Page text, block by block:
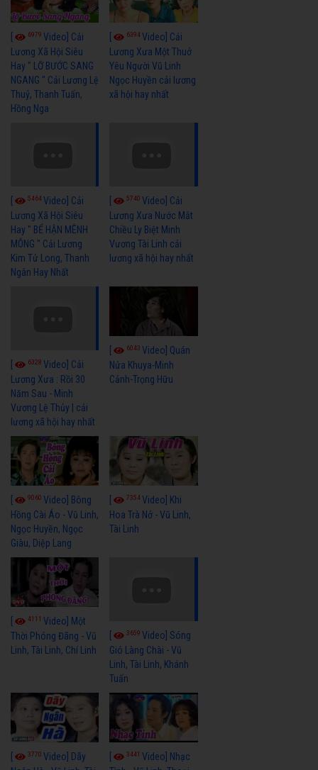
6979 Video] Cải
Lương Xã Hội Siêu
Hay " LỠ BƯỚC SANG
NGANG " Cải Lương Lệ
Thuỷ, Thanh Tuấn,
Hồng Nga
6394Video] Cải
Lương Xưa Một Thuở
Yêu Người Vũ Linh
Ngọc Huyền cải lương
xã hội hay nhất
5464Video] Cải
Lương Xã Hội Siêu
Hay " BỂ HẬN MÊNH
MÔNG " Cải Lương
Kim Tử Long, Thanh
Ngân Hay Nhất
5740Video] Cải
Lương Xưa Nước Mắt
Chiều Ly Biệt Minh
Vương Tài Linh cải
lương xã hội hay nhất
6328 Video] Cải
Lương Xưa : Rồi 30
Năm Sau - Minh
Vương Lệ Thủy | cải
lương xã hội hay nhất
6043Video] Quán
Nửa Khuya-Minh
Cảnh-Trọng Hữu
9060 Video] Bông
Hồng Cài Áo - Vũ Linh,
Ngọc Huyền, Ngọc
Giàu, Diệp Lang
7354Video] Khi
Hoa Trà Nở - Vũ Linh,
Tài Linh
4111 Video] Một
Thời Phóng Đãng - Vũ
Linh, Tài Linh, Chí Linh
3659Video] Sóng
Gió Làng Chài - Vũ
Linh, Tài Linh, Khánh
Tuấn
3770 Video] Dãy
3441Video] Nhạc